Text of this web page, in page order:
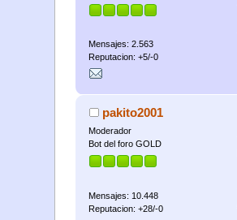
Mensajes: 2.563
Reputacion: +5/-0
pakito2001
Moderador
Bot del foro GOLD
Mensajes: 10.448
Reputacion: +28/-0